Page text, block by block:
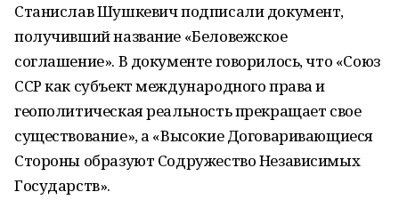
Станислав Шушкевич подписали документ,
получивший название «Беловежское
соглашение». В документе говорилось, что «Союз
ССР как субъект международного права и
геополитическая реальность прекращает свое
существование», а «Высокие Договаривающиеся
Стороны образуют Содружество Независимых
Государств».